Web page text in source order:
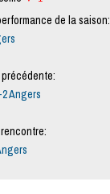
de la saison:
Angers